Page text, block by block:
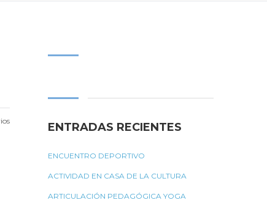
ENTRADAS RECIENTES
ENCUENTRO DEPORTIVO
ACTIVIDAD EN CASA DE LA CULTURA
ARTICULACIÓN PEDAGÓGICA YOGA